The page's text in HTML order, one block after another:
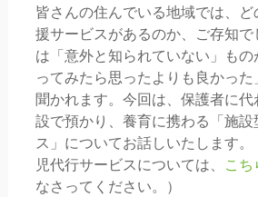
皆さんの住んでいる地域では、
援サービスがあるのか、ご存知
は「意外と知られていない」も
ってみたら思ったよりも良かった
聞かれます。今回は、保護者に
設で預かり、養育に携わる「施
ス」についてお話しいたします
児代行サービスについては、
こち
なさってください。）